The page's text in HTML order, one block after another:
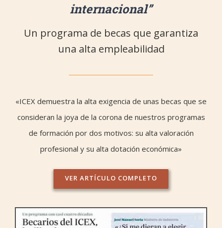
internacional”
Un programa de becas que garantiza
una alta empleabilidad
«ICEX demuestra la alta exigencia de unas becas que se
consideran la joya de la corona de nuestros programas
de formación por dos motivos: su alta valoración
profesional y su alta dotación económica»
VER ARTÍCULO COMPLETO